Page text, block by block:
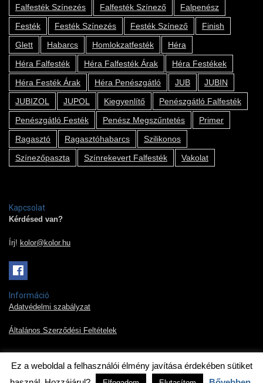
Falfesték Színezés
Falfesték Színező
Falpenész
Festék
Festék Színezés Festék Színező
Finish
Glett
Habarcs Homlokzatfesték
Héra
Héra Falfesték
Héra Falfesték Árak
Héra Festékek
Héra Festék Árak
Héra Penészgátló JUB
JUBIN
JUBIZOL
JUPOL Kiegyenlítő
Penészgátló Falfesték
Penészgátló Festék
Penész Megszűntetés
Primer
Ragasztó
Ragasztóhabarcs
Szilikonos
Színezőpaszta
Színrekevert Falfesték Vakolat
Kapcsolat
Kérdésed van?
Írj! kolor@kolor.hu
Információ
Adatvédelmi szabályzat
Általános Szerződési Feltételek
2019 © Kolor Pont Kft.
Ez a weboldal a felhasználói élmény javítása érdekében sütiket